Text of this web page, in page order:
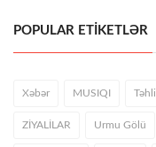
POPULAR ETİKETLƏR
Xəbər MUSIQI Təhlil
ZİYALİLAR Urmu Gölü